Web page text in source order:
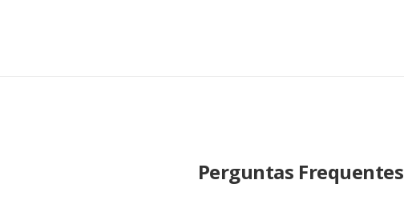
Perguntas Frequentes